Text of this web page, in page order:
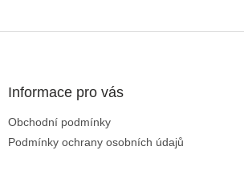
Informace pro vás
Obchodní podmínky
Podmínky ochrany osobních údajů